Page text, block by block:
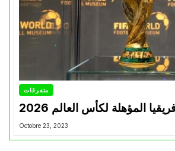
متفرقات
المؤهلة لكأس العالم 2026
Octobre 23, 2023